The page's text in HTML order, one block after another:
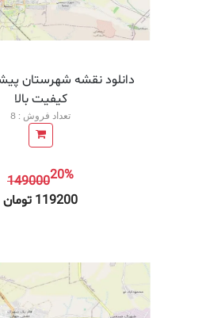
کیفیت بالا
تعداد فروش : 8
14900020%
119200 تومان